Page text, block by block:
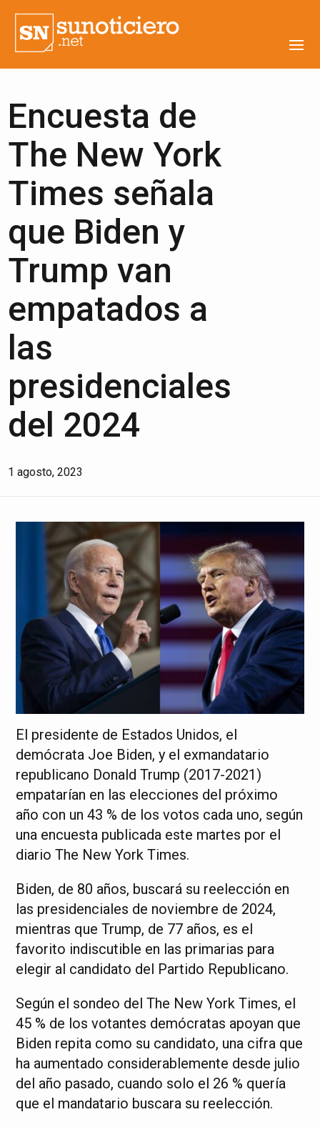
Encuesta de
The New York
Times señala
que Biden y
Trump van
empatados a
las
presidenciales
del 2024
1 agosto, 2023
El presidente de Estados Unidos, el
demócrata Joe Biden, y el exmandatario
republicano Donald Trump (2017-2021)
empatarían en las elecciones del próximo
año con un 43 % de los votos cada uno, según
una encuesta publicada este martes por el
diario The New York Times.
Biden, de 80 años, buscará su reelección en
las presidenciales de noviembre de 2024,
mientras que Trump, de 77 años, es el
favorito indiscutible en las primarias para
elegir al candidato del Partido Republicano.
Según el sondeo del The New York Times, el
45 % de los votantes demócratas apoyan que
Biden repita como su candidato, una cifra que
ha aumentado considerablemente desde julio
del año pasado, cuando solo el 26 % quería
que el mandatario buscara su reelección.